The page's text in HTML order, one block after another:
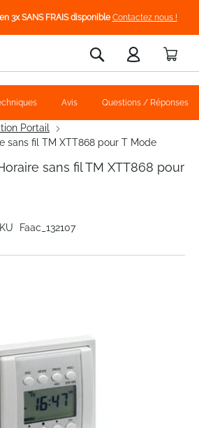
3x SANS FRAIS disponible Contactez nous !
Rechercher
Portail
sans fil TM XTT868 pour T Mode
sans fil TM XTT868 pour
Faac_132107
Avis Questions / Réponses